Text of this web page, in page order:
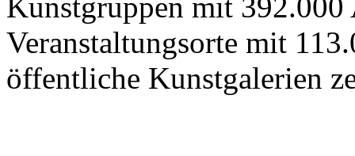
Veranstaltungsorte mit
öffentliche Kunstgalerien